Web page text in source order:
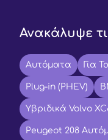
Ανακάλυψε
Αυτόματα Για
Plug-in (PHEV)
Υβριδικά Volvo
Peugeot 208